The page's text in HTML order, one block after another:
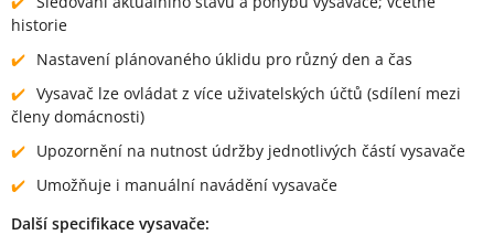
historie
Nastavení plánovaného úklidu pro různý den a čas
Vysavač lze ovládat z více uživatelských účtů (sdílení mezi
členy domácnosti)
Upozornění na nutnost údržby jednotlivých částí vysavače
Umožňuje i manuální navádění vysavače
Další specifikace vysavače: